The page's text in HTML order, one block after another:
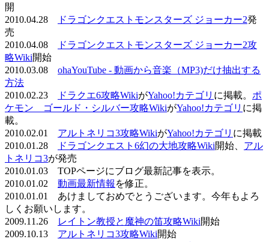
開
2010.04.28
ドラゴンクエストモンスターズ ジョーカー2発
売
2010.04.08
ドラゴンクエストモンスターズ ジョーカー2攻
略Wiki開始
2010.03.08 ohaYouTube - 動画から音楽（MP3)だけ抽出する
方法
2010.02.23
ドラクエ6攻略WikiがYahoo!カテゴリ に掲載。 ポ
ケモン ゴールド・シルバー攻略WikiがYahoo!カテゴリ に掲
載。
2010.02.01 アルトネリコ3攻略WikiがYahoo!カテゴリ に掲載
2010.01.28
ドラゴンクエスト6幻の大地攻略Wiki開始、 アル
トネリコ3が発売
2010.01.03 TOPページにブログ最新記事を表示。
2010.01.02 動画最新情報 を修正。
2010.01.01 あけましておめでとうございます。今年もよろ
しくお願いします。
2009.11.26
レイトン教授と魔神の笛攻略Wiki開始
2009.10.13 アルトネリコ3攻略Wiki開始